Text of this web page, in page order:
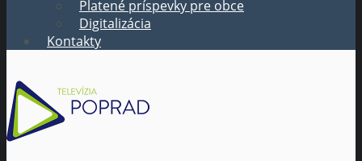
Platené príspevky pre obce
Digitalizácia
Kontakty